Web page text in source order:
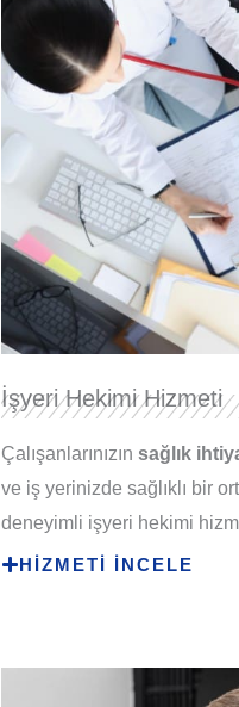
İşyeri Hekimi Hizmeti
Çalışanlarınızın sağlık
ve iş yerinizde sağlıklı bir
deneyimli işyeri hekimi
HİZMETİ İNCELE